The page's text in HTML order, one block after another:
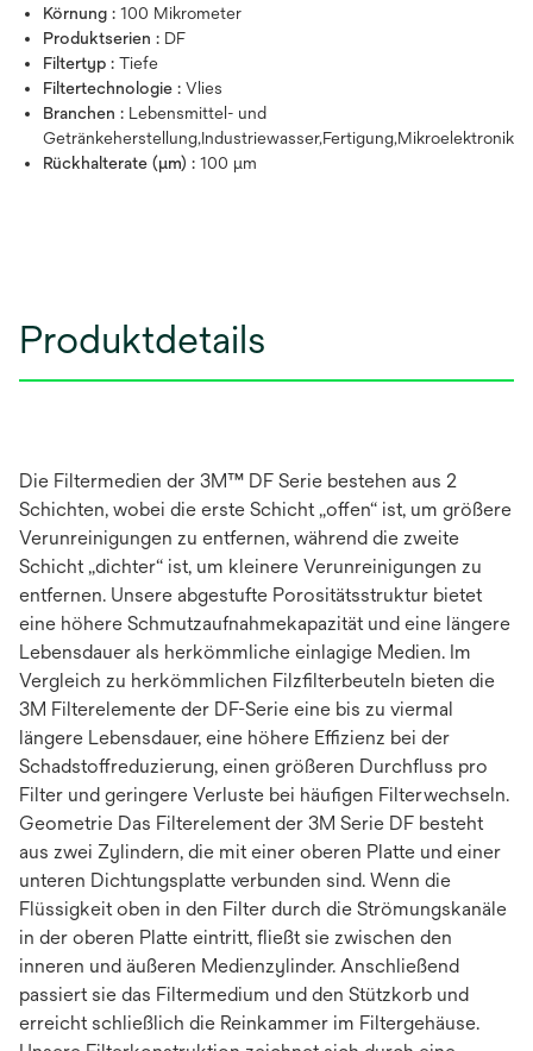
Körnung : 100 Mikrometer
Produktserien : DF
Filtertyp : Tiefe
Filtertechnologie : Vlies
Branchen : Lebensmittel- und
Getränkeherstellung,Industriewasser,Fertigung,Mikroelektronik
Rückhalterate (µm) : 100 μm
Produktdetails
Die Filtermedien der 3M™ DF Serie bestehen aus 2
Schichten, wobei die erste Schicht „offen“ ist, um größere
Verunreinigungen zu entfernen, während die zweite
Schicht „dichter“ ist, um kleinere Verunreinigungen zu
entfernen. Unsere abgestufte Porositätsstruktur bietet
eine höhere Schmutzaufnahmekapazität und eine längere
Lebensdauer als herkömmliche einlagige Medien. Im
Vergleich zu herkömmlichen Filzfilterbeuteln bieten die
3M Filterelemente der DF-Serie eine bis zu viermal
längere Lebensdauer, eine höhere Effizienz bei der
Schadstoffreduzierung, einen größeren Durchfluss pro
Filter und geringere Verluste bei häufigen Filterwechseln.
Geometrie Das Filterelement der 3M Serie DF besteht
aus zwei Zylindern, die mit einer oberen Platte und einer
unteren Dichtungsplatte verbunden sind. Wenn die
Flüssigkeit oben in den Filter durch die Strömungskanäle
in der oberen Platte eintritt, fließt sie zwischen den
inneren und äußeren Medienzylinder. Anschließend
passiert sie das Filtermedium und den Stützkorb und
erreicht schließlich die Reinkammer im Filtergehäuse.